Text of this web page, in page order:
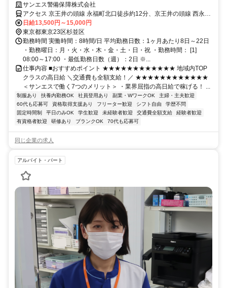
サンエス警備保障株式会社
アクセス 京王井の頭線 永福町北口徒歩約12分、京王井の頭線 西永福
北口徒歩約14分、東京メトロ丸ノ内線 方南町3b口徒歩約16分 直行直
帰OK＊交通費全額支給＊新宿支社（「高田馬場駅」7番出口より徒歩
1分）※支社が複数ある為、自宅の最寄りなどお近くの支社での面接
OK！
日給13,500円～15,000円
東京都東京23区杉並区
勤務時間 実働時間：8時間/日 平均勤務日数：1ヶ月あたり8日～22日
・勤務曜日：月・火・水・木・金・土・日・祝 ・勤務時間： [1]
08:00～17:00 ・最低勤務日数（週）：2日 ※...
仕事内容 ■おすすめポイント ★★★★★★★★★★★★ 地域内TOP
クラスの高日給 ＼交通費も全額支給！／ ★★★★★★★★★★★★
＜サンエスで働く7つのメリット＞ ・業界屈指の高日給で稼げる！ ...
制服あり 扶養内勤務OK 社員登用あり 副業・WワークOK
主婦・主夫歓迎
60代も応募可
資格取得支援あり フリーター歓迎 シフト自由
学歴不問
固定時間制
平日のみOK 学生歓迎 未経験者歓迎 交通費全額支給
経験者歓迎
有資格者歓迎
研修あり ブランクOK 70代も応募可
同じ企業の求人
アルバイト・パート